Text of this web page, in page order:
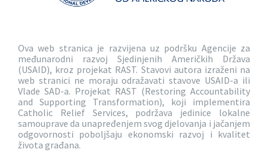
Ova web stranica je razvijena uz podršku Agencije za
međunarodni razvoj Sjedinjenih Američkih Država
(USAID), kroz projekat RAST. Stavovi autora izraženi na
web stranici ne moraju odražavati stavove USAID-a ili
Vlade SAD-a. Projekat RAST (Restoring Accountability
and Supporting Transformation), koji implementira
Catholic Relief Services, podržava jedinice lokalne
samouprave da unapređenjem svog djelovanja i jačanjem
odgovornosti poboljšaju ekonomski razvoj i kvalitet
života građana.